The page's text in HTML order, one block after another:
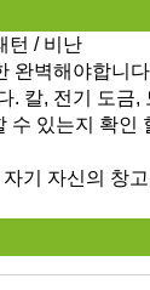
턴 / 비난
완벽해야합니
. 칼, 전기 도금
있는지 확
기 자신의 창